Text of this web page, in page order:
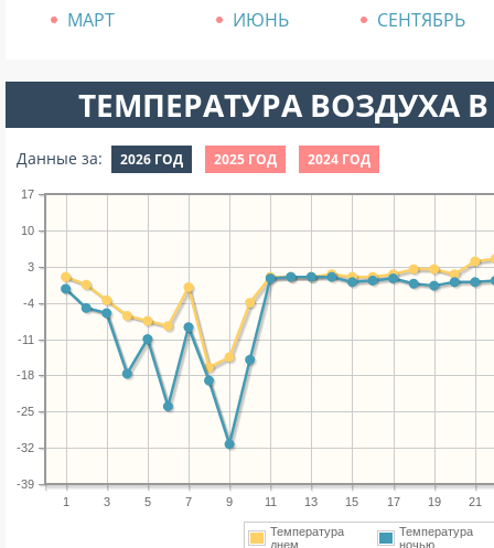
МАРТ
ИЮНЬ СЕНТЯБРЬ
ТЕМПЕРАТУРА ВОЗДУХА В
Данные за: 2026 ГОД 2025 ГОД 2024 ГОД
1 3 5 7 9 11 13 15 17 19 21
-39
-32
-25
-18
-11
-4
3
10
17
Температура
днем
Температура
ночью